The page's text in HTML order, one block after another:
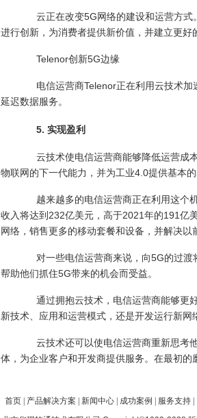
云正在改变5G网络的建设和运营方式
进行创新，为消费者提供新价值，并建立更好
Telenor创新5G边缘
电信运营商Telenor正在利用云技术加
延迟数据服务。
5. 实现盈利
云技术使电信运营商能够降低运营成本
物联网的下一代能力，并为工业4.0提供基本
越来越多的电信运营商正在利用这个机
收入将达到232亿美元，高于2021年的191亿
网络，销售更多的移动套餐和设备，并解决以
对一些电信运营商来说，向5G的过渡
帮助他们抓住5G带来的机会而受益。
通过拥抱云技术，电信运营商能够更好
新技术、应用和运营模式，还是开发运行新网
云技术还可以使电信运营商重新思考他
体，为企业客户和开发商提供服务。在最初的
首页 产品解决方案 新闻中心 成功案例 服务支持